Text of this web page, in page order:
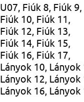
U07 Fiúk 8 Fiúk 9
Fiúk 10 Fiúk 11
Fiúk 12 Fiúk 13
Fiúk 14 Fiúk 15
Fiúk 16 Fiúk 17
Lányok 10 Lányok
Lányok 12 Lányok
Lányok 16 Lányok